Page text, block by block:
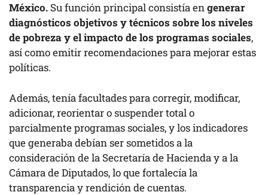
México. Su función principal consistía engenerar
diagnósticos objetivos y técnicos sobre los niveles
de pobreza y el impacto de los programas sociales,
así como emitir recomendaciones para mejorar estas
políticas.
Además, tenía facultades para corregir, modificar,
adicionar, reorientar o suspender total o
parcialmente programas sociales, y los indicadores
que generaba debían ser sometidos a la
consideración de la Secretaría de Hacienda y a la
Cámara de Diputados, lo que fortalecía la
transparencia y rendición de cuentas.